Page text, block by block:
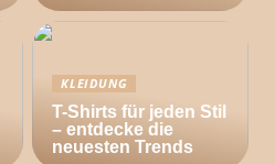
KLEIDUNG
T-Shirts für jeden Stil
– entdecke die
neuesten Trends